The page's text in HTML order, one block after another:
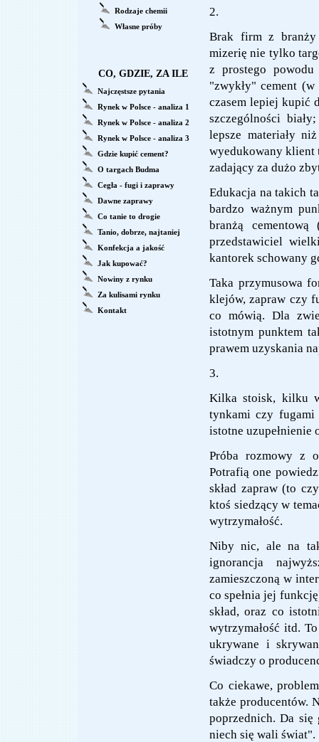
Rodzaje chemii
Własne próby
CO, GDZIE, ZA ILE
Najczęstsze pytania
Rynek w Polsce - analiza 1
Rynek w Polsce - analiza 2
Rynek w Polsce - analiza 3
Gdzie kupić cement?
O targach Budma
Cegła - fugi i zaprawy
Dawne zaprawy
Co tanie to drogie
Tanio, dobrze, najtaniej
Konfekcja a jakość
Jak kupować?
Nowiny z rynku
Za kulisami rynku
Kontakt
2.
Brak firm z branży
mizerię nie tylko
z prostego
"zwykły" cement
czasem lepiej kupić
szczególności
lepsze materiały
wyedukowany klient
zadający za dużo
Edukacja na takich
bardzo ważnym
branżą
przedstawiciel
kantorek schowany
Taka przymusowa
klejów, zapraw czy
co mówią. Dla
istotnym punktem
prawem uzyskania
3.
Kilka stoisk, kilku
tynkami czy
istotne uzupełnienie
Próba rozmowy z
Potrafią one
skład zapraw (to
ktoś siedzący w
wytrzymałość.
Niby nic, ale na
ignorancja
zamieszczoną w
co spełnia jej
skład, oraz co
wytrzymałość itd.
ukrywane i
świadczy o
Co ciekawe,
także producentów.
poprzednich. Da
niech się wali świat".